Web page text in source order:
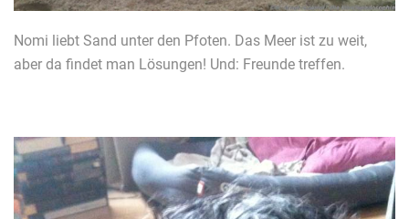
Nomi liebt Sand unter den Pfoten. Das Meer ist zu weit,
aber da findet man Lösungen! Und: Freunde treffen.